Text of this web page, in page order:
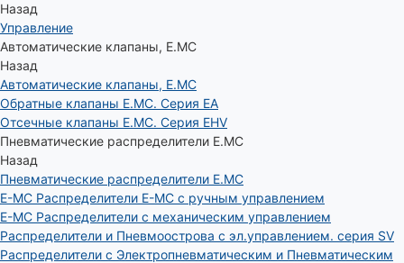
Назад
Управление
Автоматические клапаны, Е.МС
Назад
Автоматические клапаны, Е.МС
Обратные клапаны E.MC. Серия EA
Отсечные клапаны E.MC. Серия EHV
Пневматические распределители E.MC
Назад
Пневматические распределители E.MC
E-MC Распределители E-MC с ручным управлением
E-MC Распределители с механическим управлением
Распределители и Пневмоострова с эл.управлением. серия SV
Распределители с Электропневматическим и Пневматическим